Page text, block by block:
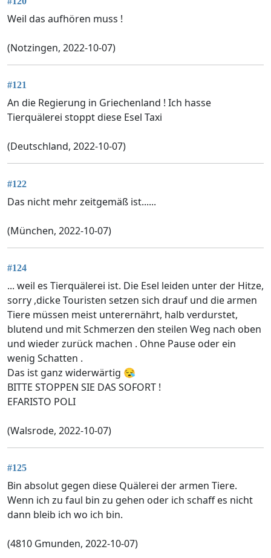
Weil das aufhören muss !
(Notzingen, 2022-10-07)
#121
An die Regierung in Griechenland ! Ich hasse
Tierquälerei stoppt diese Esel Taxi
(Deutschland, 2022-10-07)
#122
Das nicht mehr zeitgemäß ist......
(München, 2022-10-07)
#124
... weil es Tierquälerei ist. Die Esel leiden unter der Hitze,
sorry ,dicke Touristen setzen sich drauf und die armen
Tiere müssen meist unterernährt, halb verdurstet,
blutend und mit Schmerzen den steilen Weg nach oben
und wieder zurück machen . Ohne Pause oder ein
wenig Schatten .
Das ist ganz widerwärtig 😪
BITTE STOPPEN SIE DAS SOFORT !
EFARISTO POLI
(Walsrode, 2022-10-07)
#125
Bin absolut gegen diese Quälerei der armen Tiere.
Wenn ich zu faul bin zu gehen oder ich schaff es nicht
dann bleib ich wo ich bin.
(4810 Gmunden, 2022-10-07)